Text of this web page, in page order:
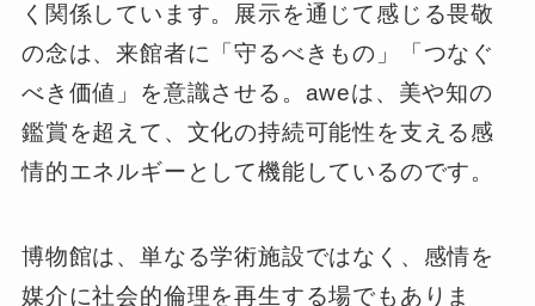
く関係しています。展示を通じて感じる畏敬
の念は、来館者に「守るべきもの」「つなぐ
べき価値」を意識させる。aweは、美や知の
鑑賞を超えて、文化の持続可能性を支える感
情的エネルギーとして機能しているのです。
博物館は、単なる学術施設ではなく、感情を
媒介に社会的倫理を再生する場でもありま